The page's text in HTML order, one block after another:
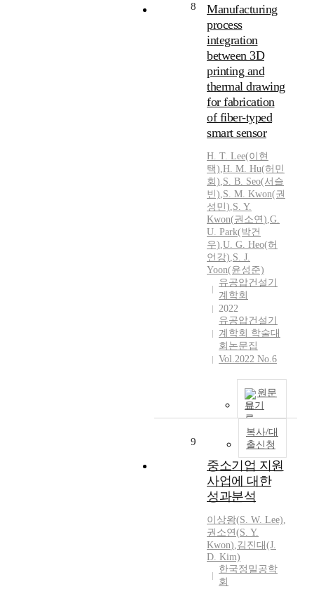
8
Manufacturing
process
integration
between 3D
printing and
thermal drawing
for fabrication
of fiber-typed
smart sensor
H. T. Lee(이현
택),H. M. Hu(허민
회),S. B. Seo(서슬
빈),S. M. Kwon(권
성민),S. Y.
Kwon(권소연),G.
U. Park(박건
우),U. G. Heo(허
언강),S. J.
Yoon(윤성준)
유공압건설기
계학회
2022
유공압건설기
계학회 학술대
회논문집
Vol.2022 No.6
원문
보기
복사/대
출신청
9
중소기업 지원
사업에 대한
성과분석
이상왕(S. W. Lee),
권소연(S. Y.
Kwon),김진대(J.
D. Kim)
한국정밀공학
회